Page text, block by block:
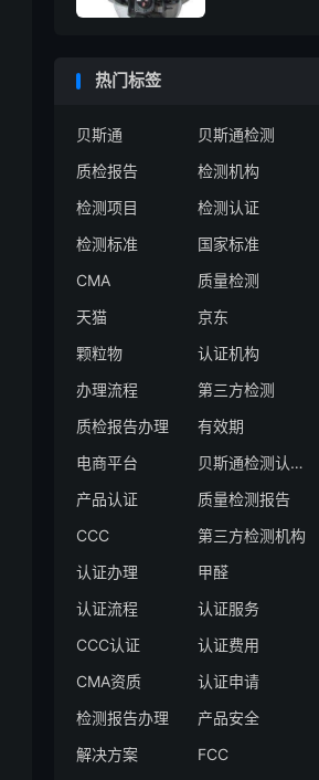
热门标签
贝斯通 贝斯通检测
质检报告
检测机构
检测项目
检测认证
检测标准
国家标准
CMA
质量检测
天猫
京东
颗粒物
认证机构
办理流程
第三方检测
质检报告办理
有效期
电商平台
贝斯通检测认证中心
产品认证
质量检测报告
CCC
第三方检测机构
认证办理
甲醛
认证流程
认证服务
CCC认证
认证费用
CMA资质
认证申请
检测报告办理
产品安全
解决方案
FCC